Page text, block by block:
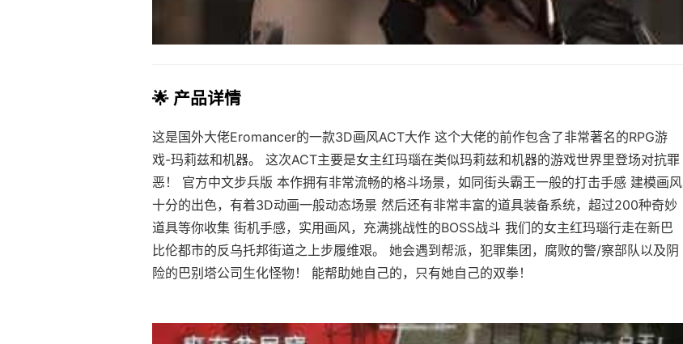
🌟 产品详情
这是国外大佬Eromancer的一款3D画风ACT大作 这个大佬的前作包含了非常著名的RPG游
戏-玛莉兹和机器。 这次ACT主要是女主红玛瑙在类似玛莉兹和机器的游戏世界里登场对抗罪
恶！ 官方中文步兵版 本作拥有非常流畅的格斗场景，如同街头霸王一般的打击手感 建模画风
十分的出色，有着3D动画一般动态场景 然后还有非常丰富的道具装备系统，超过200种奇妙
道具等你收集 街机手感，实用画风，充满挑战性的BOSS战斗 我们的女主红玛瑙行走在新巴
比伦都市的反乌托邦街道之上步履维艰。 她会遇到帮派，犯罪集团，腐败的警/察部队以及阴
险的巴别塔公司生化怪物！ 能帮助她自己的，只有她自己的双拳！